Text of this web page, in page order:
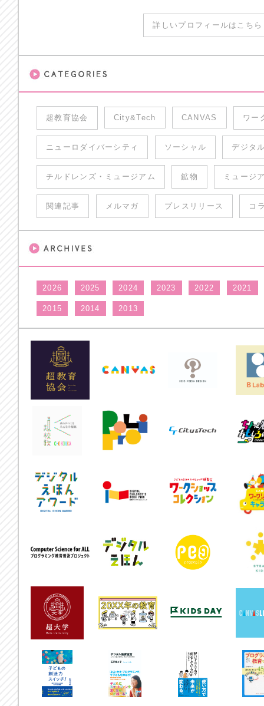
詳しいプロフィールはこち
超教育協会 City&Tech CANVAS ワー
ニューロダイバーシティ ソーシャル デジタ
チルドレンズ・ミュージアム 鉱物 ミュージ
関連記事 メルマガ プレスリリース コ
2026 2025 2024 2023 2022 2021
2015 2014 2013